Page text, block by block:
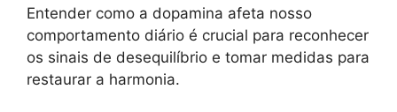
Entender como a dopamina afeta nosso
comportamento diário é crucial para reconhecer
os sinais de desequilíbrio e tomar medidas para
restaurar a harmonia.